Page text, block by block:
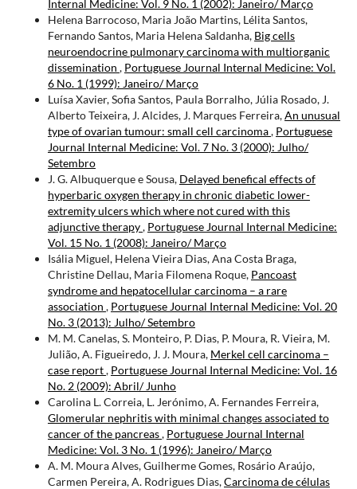
Internal Medicine: Vol. 9 No. 1 (2002): Janeiro/ Março
Helena Barrocoso, Maria João Martins, Lélita Santos,
Fernando Santos, Maria Helena Saldanha, Big cells
neuroendocrine pulmonary carcinoma with multiorganic
dissemination , Portuguese Journal Internal Medicine: Vol.
6 No. 1 (1999): Janeiro/ Março
Luísa Xavier, Sofia Santos, Paula Borralho, Júlia Rosado, J.
Alberto Teixeira, J. Alcides, J. Marques Ferreira,An unusual
type of ovarian tumour: small cell carcinoma, Portuguese
Journal Internal Medicine: Vol. 7 No. 3 (2000): Julho/
Setembro
J. G. Albuquerque e Sousa, Delayed benefical effects of
hyperbaric oxygen therapy in chronic diabetic lower-
extremity ulcers which where not cured with this
adjunctive therapy, Portuguese Journal Internal Medicine:
Vol. 15 No. 1 (2008): Janeiro/ Março
Isália Miguel, Helena Vieira Dias, Ana Costa Braga,
Christine Dellau, Maria Filomena Roque, Pancoast
syndrome and hepatocellular carcinoma – a rare
association , Portuguese Journal Internal Medicine: Vol. 20
No. 3 (2013): Julho/ Setembro
M. M. Canelas, S. Monteiro, P. Dias, P. Moura, R. Vieira, M.
Julião, A. Figueiredo, J. J. Moura, Merkel cell carcinoma –
case report, Portuguese Journal Internal Medicine: Vol. 16
No. 2 (2009): Abril/ Junho
Carolina L. Correia, L. Jerónimo, A. Fernandes Ferreira,
Glomerular nephritis with minimal changes associated to
cancer of the pancreas, Portuguese Journal Internal
Medicine: Vol. 3 No. 1 (1996): Janeiro/ Março
A. M. Moura Alves, Guilherme Gomes, Rosário Araújo,
Carmen Pereira, A. Rodrigues Dias,Carcinoma de células